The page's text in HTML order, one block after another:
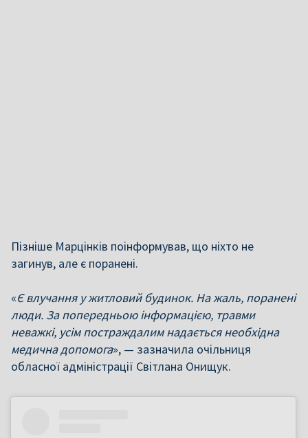
Пізніше Марцінків поінформував, що ніхто не
загинув, але є поранені.
«Є влучання у житловий будинок. На жаль, поранені
люди. За попередньою інформацією, травми
неважкі, усім постраждалим надається необхідна
медична допомога», — зазначила очільниця
обласної адміністрації Світлана Онищук.